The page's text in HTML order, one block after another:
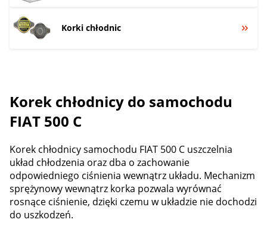
Korki chłodnic
Korek chłodnicy do samochodu
FIAT 500 C
Korek chłodnicy samochodu FIAT 500 C uszczelnia
układ chłodzenia oraz dba o zachowanie
odpowiedniego ciśnienia wewnątrz układu. Mechanizm
sprężynowy wewnątrz korka pozwala wyrównać
rosnące ciśnienie, dzięki czemu w układzie nie dochodzi
do uszkodzeń.